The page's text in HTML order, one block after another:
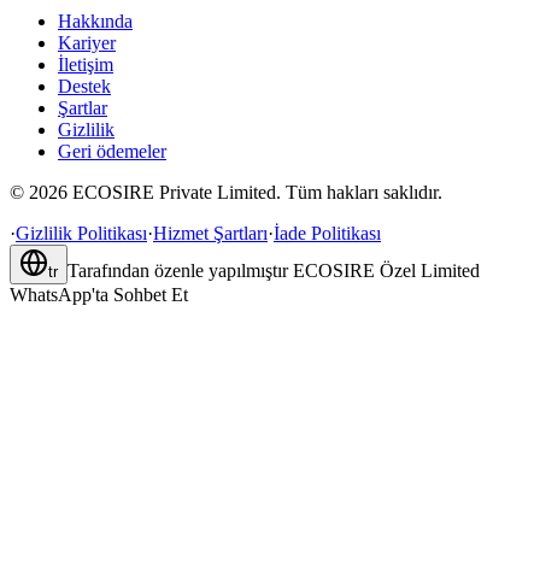
Hakkında
Kariyer
İletişim
Destek
Şartlar
Gizlilik
Geri ödemeler
© 2026 ECOSIRE Private Limited. Tüm hakları saklıdır.
·Gizlilik Politikası·Hizmet Şartları·İade Politikası
tr Tarafından özenle yapılmıştır ECOSIRE Özel Limited
WhatsApp'ta Sohbet Et